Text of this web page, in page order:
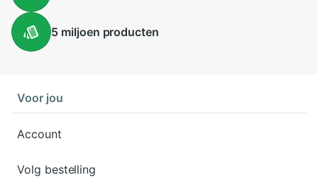
5 miljoen producten
Voor jou
Account
Volg bestelling